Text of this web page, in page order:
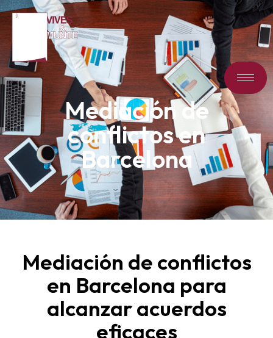
Mediación de
conflictos en
Barcelona
Mediación de conflictos
en Barcelona para
alcanzar acuerdos
eficaces